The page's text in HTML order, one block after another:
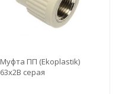
Муфта ПП (Ekoplastik)
63х2В серая